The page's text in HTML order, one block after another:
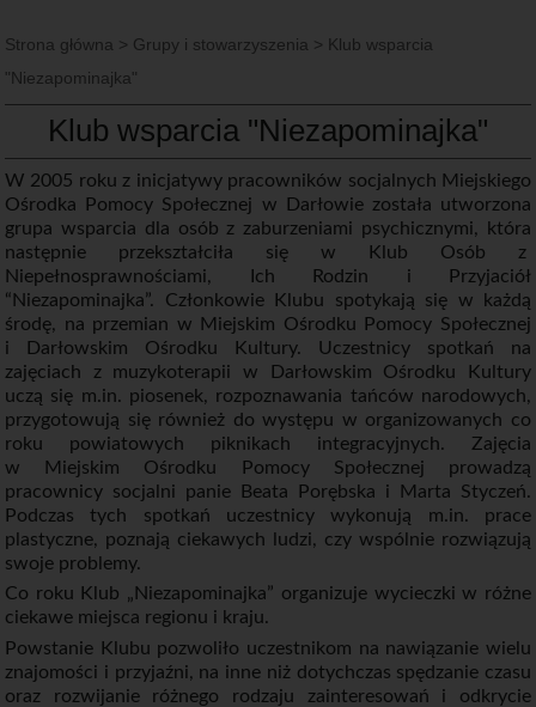
Strona główna > Grupy i stowarzyszenia > Klub wsparcia
"Niezapominajka"
Klub wsparcia "Niezapominajka"
W 2005 roku z inicjatywy pracowników socjalnych Miejskiego
Ośrodka Pomocy Społecznej w Darłowie została utworzona
grupa wsparcia dla osób z zaburzeniami psychicznymi, która
następnie przekształciła się w Klub Osób z
Niepełnosprawnościami, Ich Rodzin i Przyjaciół
“Niezapominajka”. Członkowie Klubu spotykają się w każdą
środę, na przemian w Miejskim Ośrodku Pomocy Społecznej
i Darłowskim Ośrodku Kultury. Uczestnicy spotkań na
zajęciach z muzykoterapii w Darłowskim Ośrodku Kultury
uczą się m.in. piosenek, rozpoznawania tańców narodowych,
przygotowują się również do występu w organizowanych co
roku powiatowych piknikach integracyjnych. Zajęcia
w Miejskim Ośrodku Pomocy Społecznej prowadzą
pracownicy socjalni panie Beata Porębska i Marta Styczeń.
Podczas tych spotkań uczestnicy wykonują m.in. prace
plastyczne, poznają ciekawych ludzi, czy wspólnie rozwiązują
swoje problemy.
Co roku Klub „Niezapominajka” organizuje wycieczki w różne
ciekawe miejsca regionu i kraju.
Powstanie Klubu pozwoliło uczestnikom na nawiązanie wielu
znajomości i przyjaźni, na inne niż dotychczas spędzanie czasu
oraz rozwijanie różnego rodzaju zainteresowań i odkrycie